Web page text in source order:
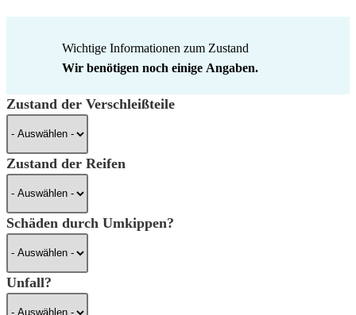
Wichtige Informationen zum Zustand
Wir benötigen noch einige Angaben.
Zustand der Verschleißteile
Zustand der Reifen
Schäden durch Umkippen?
Unfall?